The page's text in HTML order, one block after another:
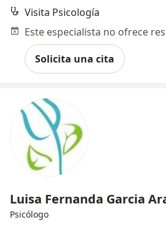
Visita Psicología
Solicita una cita
Luisa Fernanda Garcia
Psicólogo